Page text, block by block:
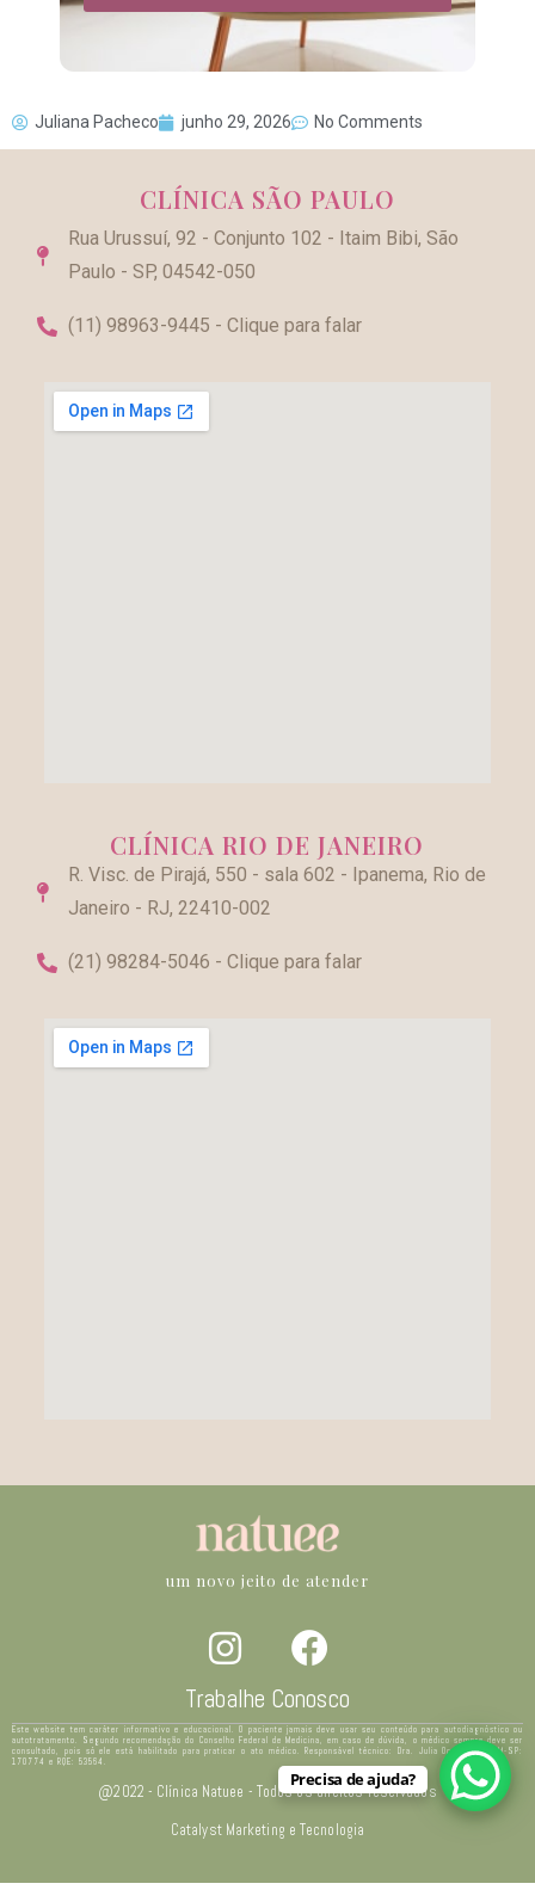
Juliana Pacheco junho 29, 2026 No Comments
CLÍNICA SÃO PAULO
Rua Urussuí, 92 - Conjunto 102 - Itaim Bibi, São
Paulo - SP, 04542-050
(11) 98963-9445 - Clique para falar
CLÍNICA RIO DE JANEIRO
R. Visc. de Pirajá, 550 - sala 602 - Ipanema, Rio de
Janeiro - RJ, 22410-002
(21) 98284-5046 - Clique para falar
um novo jeito de atender
Trabalhe Conosco
Este website tem caráter informativo e educacional. O paciente jamais deve usar seu conteúdo para autodiagnóstico ou
autotratamento. Segundo recomendação do Conselho Federal de Medicina, em caso de dúvida, o médico sempre deve ser
consultado, pois só ele está habilitado para praticar o ato médico. Responsável técnico: Dra. Julia Ocampo – CRM-SP:
170774 e RQE: 53564.
@2022 - Clínica Natuee - Todos os direitos reservados
Catalyst Marketing e Tecnologia
Precisa de ajuda?